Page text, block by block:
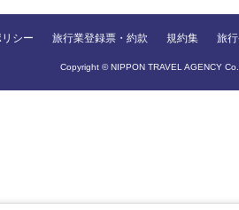
シー 旅行業登録票・約款 規約集 旅
Copyright © NIPPON TRAVEL AGENCY